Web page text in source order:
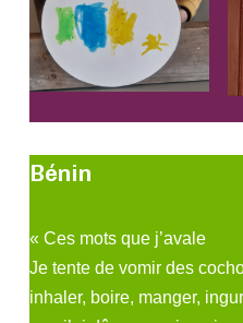
Bénin
« Ces mots que j’avale
Je tente de vomir des
inhaler, boire, manger,